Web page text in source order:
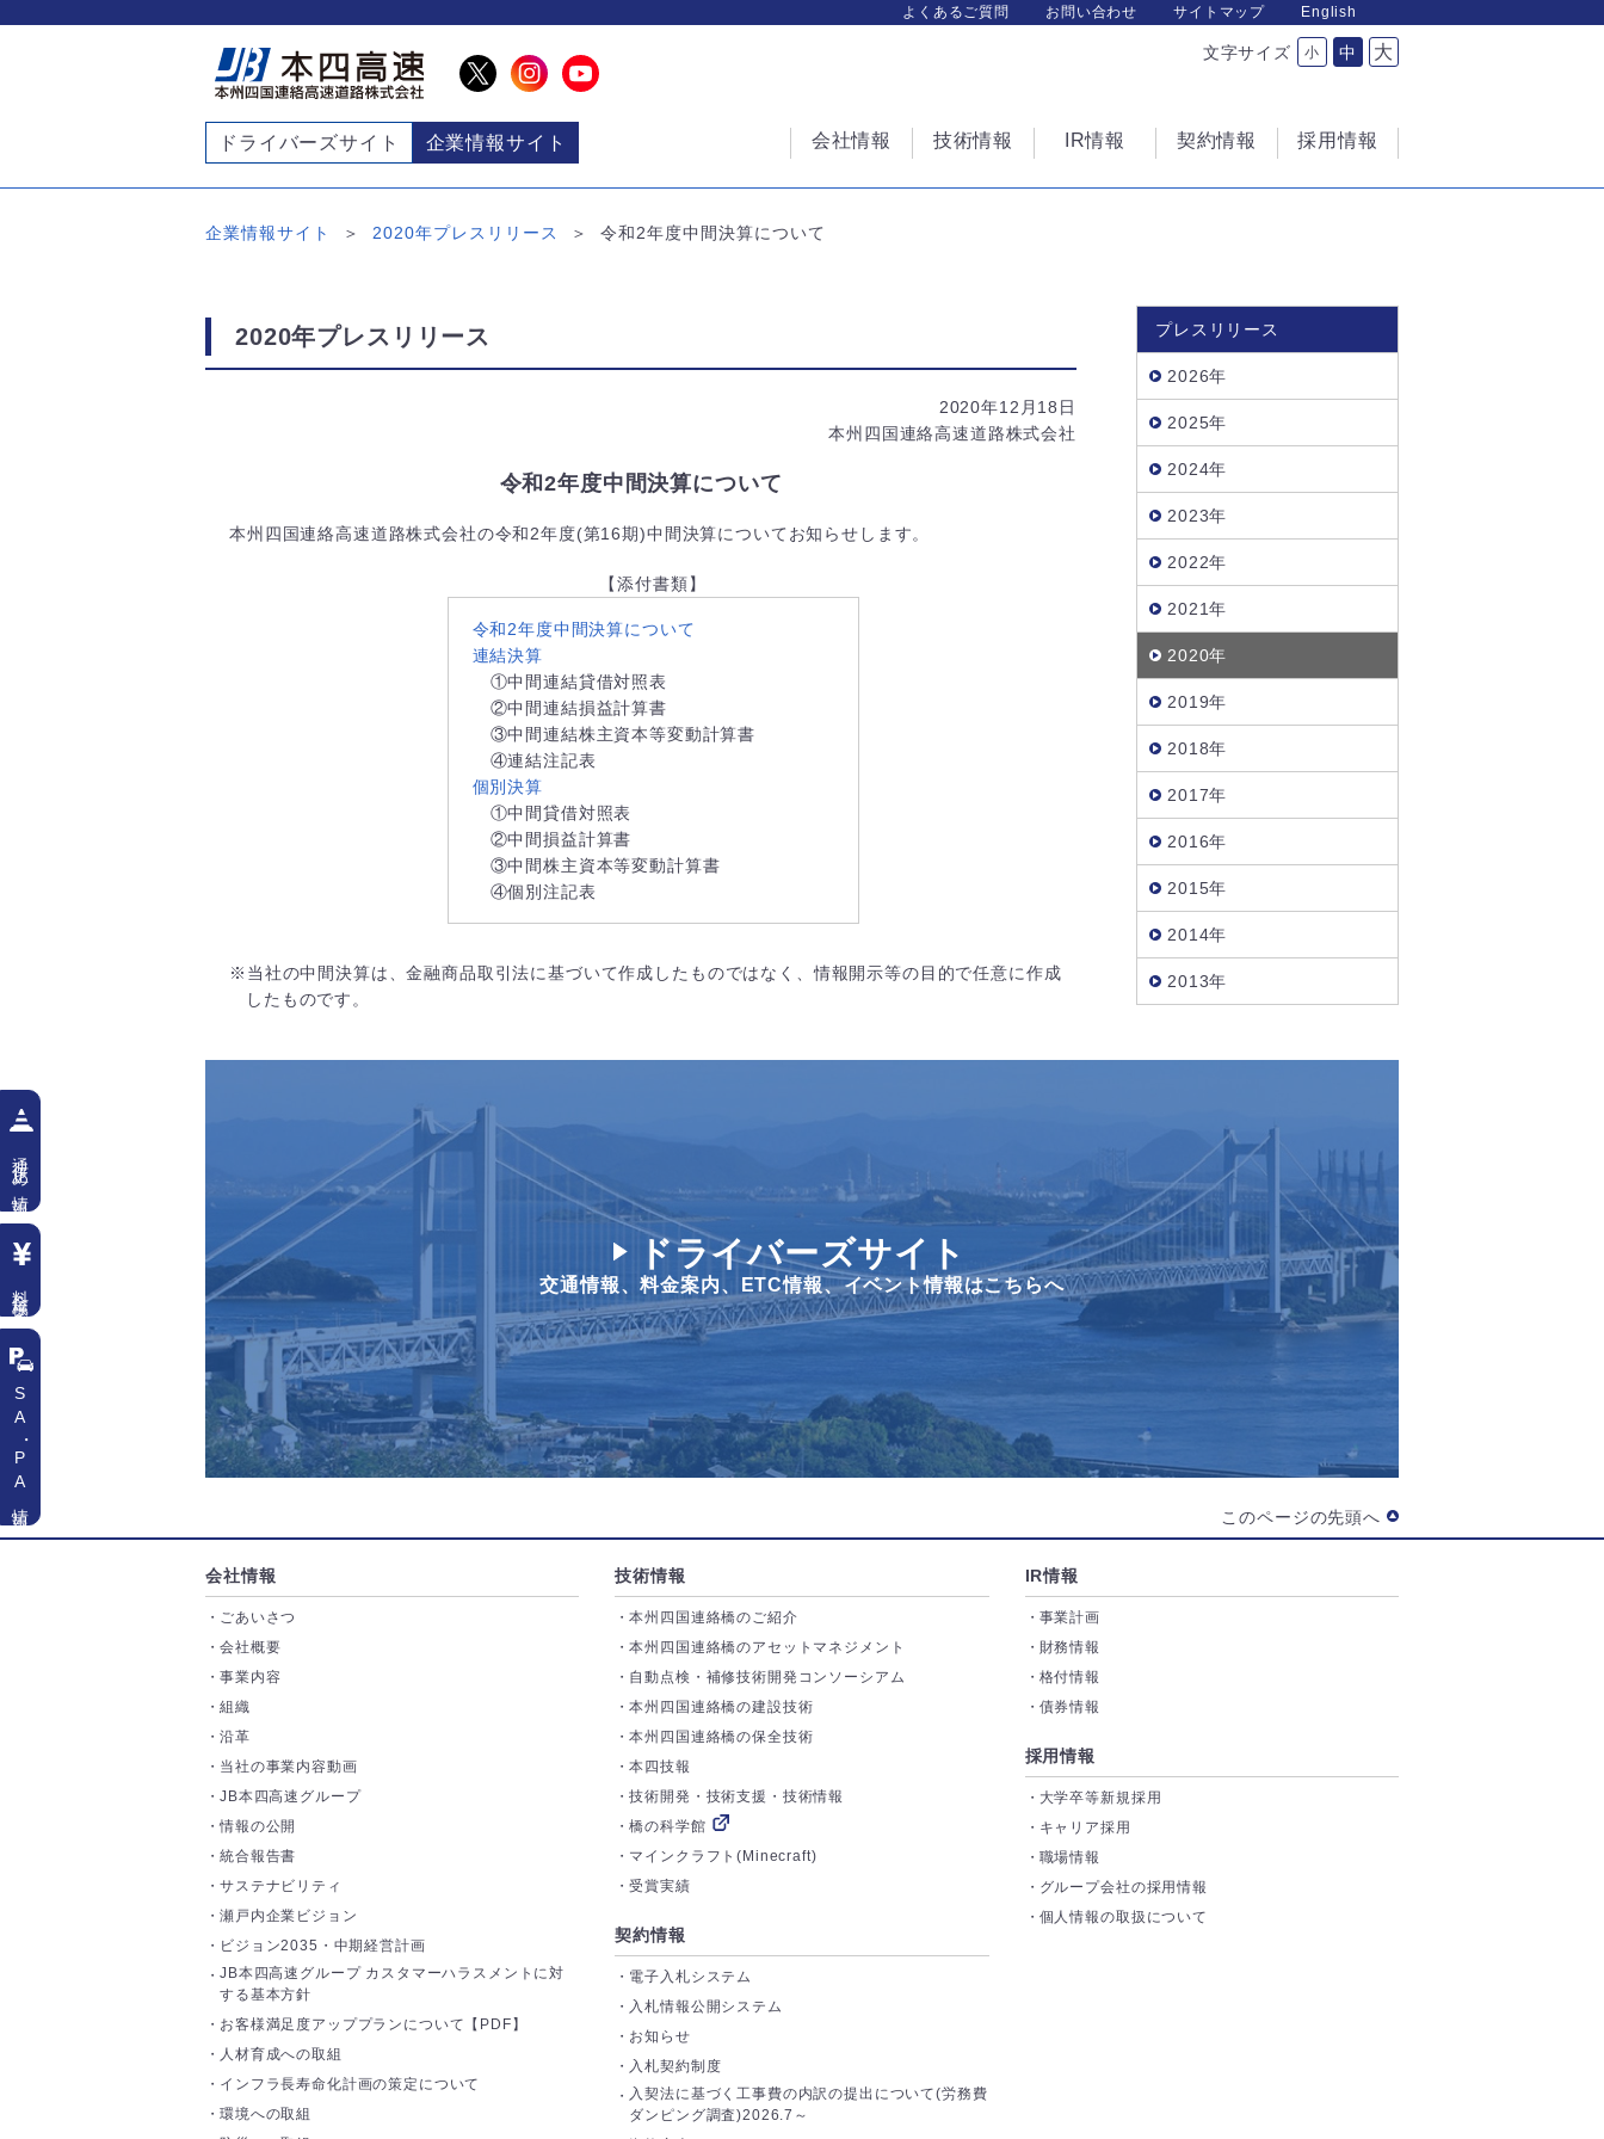
よくあるご質問 お問い合わせ サイトマップ English
ドライバーズサイト 企業情報サイト
文字サイズ 小 中 大
会社情報 技術情報 IR情報 契約情報 採用情報
企業情報サイト 2020年プレスリリース 令和2年度中間決算について
2020年プレスリリース
2020年12月18日
本州四国連絡高速道路株式会社
令和2年度中間決算について
本州四国連絡高速道路株式会社の令和2年度(第16期)中間決算についてお知らせします。
【添付書類】
令和2年度中間決算について
連結決算
①中間連結貸借対照表
②中間連結損益計算書
③中間連結株主資本等変動計算書
④連結注記表
個別決算
①中間貸借対照表
②中間損益計算書
③中間株主資本等変動計算書
④個別注記表
※当社の中間決算は、金融商品取引法に基づいて作成したものではなく、情報開示等の目的で任意に作成
したものです。
プレスリリース
2026年
2025年
2024年
2023年
2022年
2021年
2020年
2019年
2018年
2017年
2016年
2015年
2014年
2013年
ドライバーズサイト
交通情報、料金案内、 ETC情報、イベント情報はこちらへ
このページの先頭へ
会社情報
ごあいさつ
会社概要
事業内容
組織
沿革
当社の事業内容動画
JB本四高速グループ
情報の公開
統合報告書
サステナビリティ
瀬戸内企業ビジョン
ビジョン2035・中期経営計画
JB本四高速グループ カスタマーハラスメントに対
する基本方針
お客様満足度アッププランについて【PDF】
人材育成への取組
インフラ長寿命化計画の策定について
環境への取組
技術情報
本州四国連絡橋のご紹介
本州四国連絡橋のアセットマネジメント
自動点検・補修技術開発コンソーシアム
本州四国連絡橋の建設技術
本州四国連絡橋の保全技術
本四技報
技術開発・技術支援・技術情報
橋の科学館
マインクラフト(Minecraft)
受賞実績
契約情報
電子入札システム
入札情報公開システム
お知らせ
入札契約制度
入契法に基づく工事費の内訳の提出について(労務費
ダンピング調査)2026.7～
IR情報
事業計画
財務情報
格付情報
債券情報
採用情報
大学卒等新規採用
キャリア採用
職場情報
グループ会社の採用情報
個人情報の取扱について
通行止め情報
料金検索
SA
・
PA情報